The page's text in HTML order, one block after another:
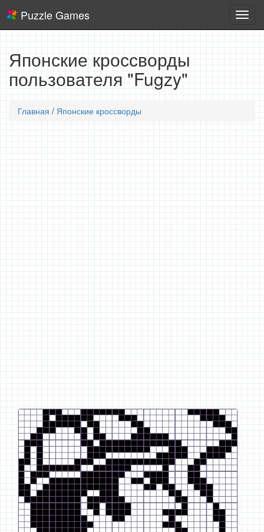
игры
Puzzle Games
Японские кроссворды
пользователя "Fugzy"
Главная / Японские кроссворды